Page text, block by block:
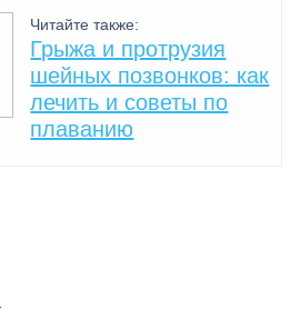
Читайте также:
Грыжа и протрузия
шейных позвонков: как
лечить и советы по
плаванию